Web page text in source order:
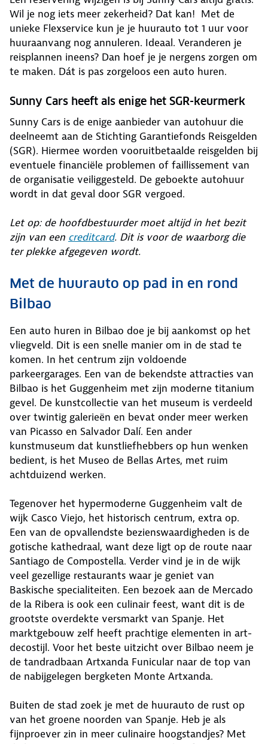
Wil je nog iets meer zekerheid? Dat kan! Met de
unieke Flexservice kun je je huurauto tot 1 uur voor
huuraanvang nog annuleren. Ideaal. Veranderen je
reisplannen ineens? Dan hoef je je nergens zorgen om
te maken. Dát is pas zorgeloos een auto huren.
Sunny Cars heeft als enige het SGR-keurmerk
Sunny Cars is de enige aanbieder van autohuur die
deelneemt aan de Stichting Garantiefonds Reisgelden
(SGR). Hiermee worden vooruitbetaalde reisgelden bij
eventuele financiële problemen of faillissement van
de organisatie veiliggesteld. De geboekte autohuur
wordt in dat geval door SGR vergoed.
Let op: de hoofdbestuurder moet altijd in het bezit
zijn van een creditcard. Dit is voor de waarborg die
ter plekke afgegeven wordt.
Met de huurauto op pad in en rond
Bilbao
Een auto huren in Bilbao doe je bij aankomst op het
vliegveld. Dit is een snelle manier om in de stad te
komen. In het centrum zijn voldoende
parkeergarages. Een van de bekendste attracties van
Bilbao is het Guggenheim met zijn moderne titanium
gevel. De kunstcollectie van het museum is verdeeld
over twintig galerieën en bevat onder meer werken
van Picasso en Salvador Dalí. Een ander
kunstmuseum dat kunstliefhebbers op hun wenken
bedient, is het Museo de Bellas Artes, met ruim
achtduizend werken.
Tegenover het hypermoderne Guggenheim valt de
wijk Casco Viejo, het historisch centrum, extra op.
Een van de opvallendste bezienswaardigheden is de
gotische kathedraal, want deze ligt op de route naar
Santiago de Compostella. Verder vind je in de wijk
veel gezellige restaurants waar je geniet van
Baskische specialiteiten. Een bezoek aan de Mercado
de la Ribera is ook een culinair feest, want dit is de
grootste overdekte versmarkt van Spanje. Het
marktgebouw zelf heeft prachtige elementen in art-
decostijl. Voor het beste uitzicht over Bilbao neem je
de tandradbaan Artxanda Funicular naar de top van
de nabijgelegen bergketen Monte Artxanda.
Buiten de stad zoek je met de huurauto de rust op
van het groene noorden van Spanje. Heb je als
fijnproever zin in meer culinaire hoogstandjes? Met